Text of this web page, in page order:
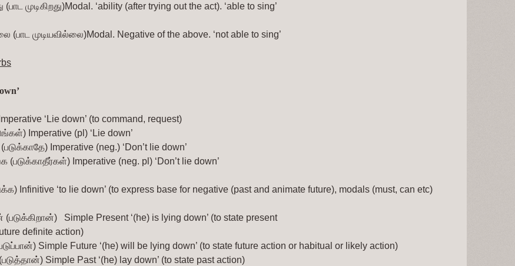
(பாட முடிகிறது)Modal. ‘ability (after trying out the act). ‘able to sing’
(பாட முடியவில்லை)Modal. Negative of the above. ‘not able to sing’
Imperative ‘Lie down’ (to command, request)
Imperative (pl) ‘Lie down’
Imperative (neg.) ‘Don’t lie down’
(படுக்காதீர்கள்) Imperative (neg. pl) ‘Don’t lie down’
Infinitive ‘to lie down’ (to express base for negative (past and animate future), modals (must, can etc)
(படுக்கிறான்)   Simple Present ‘(he) is lying down’ (to state present
definite action)
Simple Future ‘(he) will be lying down’ (to state future action or habitual or likely action)
Simple Past ‘(he) lay down’ (to state past action)